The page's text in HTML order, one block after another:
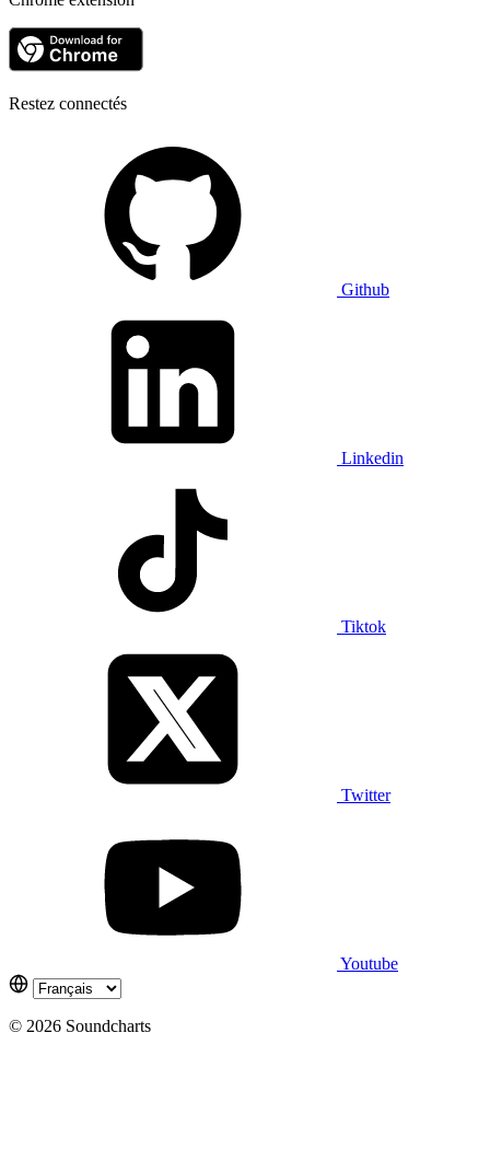
Restez connectés
Github
Linkedin
Tiktok
Twitter
Youtube
© 2026 Soundcharts